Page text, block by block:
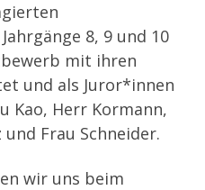
8, 9 und 10
mit ihren
und als Juror*innen
Kao, Herr Kormann,
Frau Schneider.
wir uns beim